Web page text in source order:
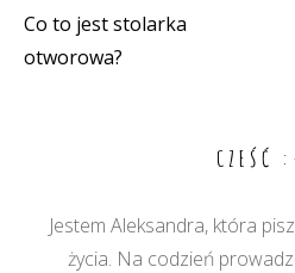
Nawigacja
Co to jest stolarka
otworowa?
CZEŚĆ
Jestem Aleksandra, która
życia. Na codzień